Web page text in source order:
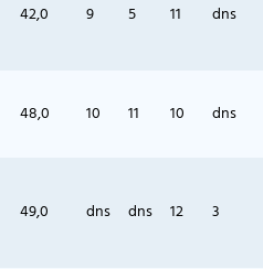
42,0 9 5 11 dns
48,0 10 11 10 dns
49,0 dns dns 12 3